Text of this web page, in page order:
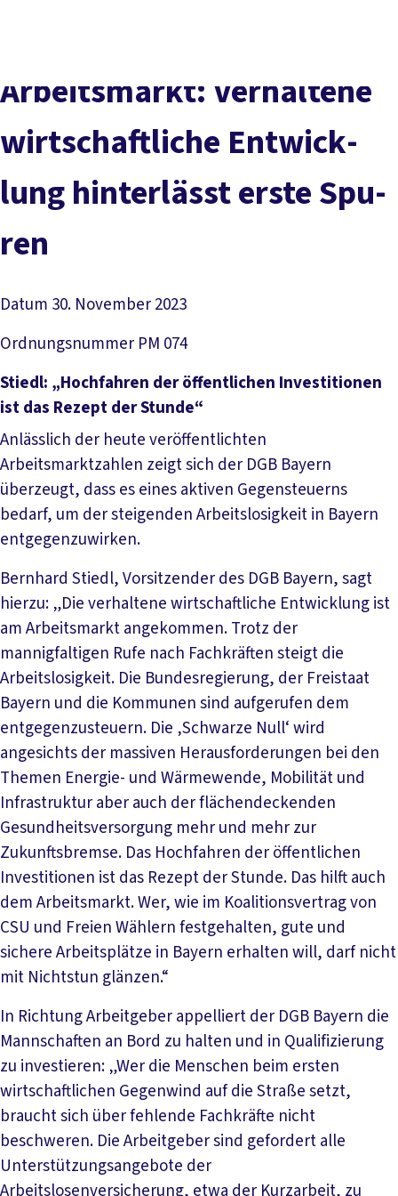
Service
Mitmachen
Ar­beits­mark­t: Ver­hal­te­ne
wirt­schaft­li­che Ent­wick­
lung hin­ter­lässt ers­te Spu­
ren
Datum 30. November 2023
Ordnungsnummer PM 074
Stiedl: „Hochfahren der öffentlichen Investitionen
ist das Rezept der Stunde“
Anlässlich der heute veröffentlichten
Arbeitsmarktzahlen zeigt sich der DGB Bayern
überzeugt, dass es eines aktiven Gegensteuerns
bedarf, um der steigenden Arbeitslosigkeit in Bayern
entgegenzuwirken.
Bernhard Stiedl, Vorsitzender des DGB Bayern, sagt
hierzu: „Die verhaltene wirtschaftliche Entwicklung ist
am Arbeitsmarkt angekommen. Trotz der
mannigfaltigen Rufe nach Fachkräften steigt die
Arbeitslosigkeit. Die Bundesregierung, der Freistaat
Bayern und die Kommunen sind aufgerufen dem
entgegenzusteuern. Die ‚Schwarze Null‘ wird
angesichts der massiven Herausforderungen bei den
Themen Energie- und Wärmewende, Mobilität und
Infrastruktur aber auch der flächendeckenden
Gesundheitsversorgung mehr und mehr zur
Zukunftsbremse. Das Hochfahren der öffentlichen
Investitionen ist das Rezept der Stunde. Das hilft auch
dem Arbeitsmarkt. Wer, wie im Koalitionsvertrag von
CSU und Freien Wählern festgehalten, gute und
sichere Arbeitsplätze in Bayern erhalten will, darf nicht
mit Nichtstun glänzen.“
In Richtung Arbeitgeber appelliert der DGB Bayern die
Mannschaften an Bord zu halten und in Qualifizierung
zu investieren: „Wer die Menschen beim ersten
wirtschaftlichen Gegenwind auf die Straße setzt,
braucht sich über fehlende Fachkräfte nicht
beschweren. Die Arbeitgeber sind gefordert alle
Unterstützungsangebote der
Arbeitslosenversicherung, etwa der Kurzarbeit, zu